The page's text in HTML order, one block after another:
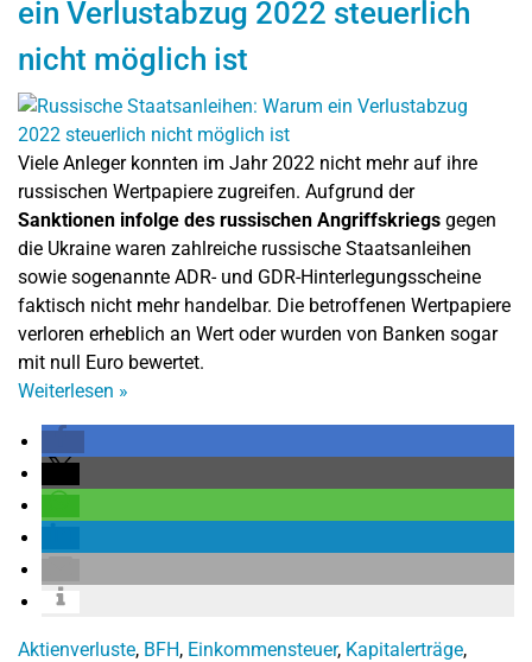
ein Verlustabzug 2022 steuerlich
nicht möglich ist
Viele Anleger konnten im Jahr 2022 nicht mehr auf ihre
russischen Wertpapiere zugreifen. Aufgrund der
Sanktionen infolge des russischen Angriffskriegs gegen
die Ukraine waren zahlreiche russische Staatsanleihen
sowie sogenannte ADR- und GDR-Hinterlegungsscheine
faktisch nicht mehr handelbar. Die betroffenen Wertpapiere
verloren erheblich an Wert oder wurden von Banken sogar
mit null Euro bewertet.
Weiterlesen »
Aktienverluste, BFH, Einkommensteuer, Kapitalerträge,